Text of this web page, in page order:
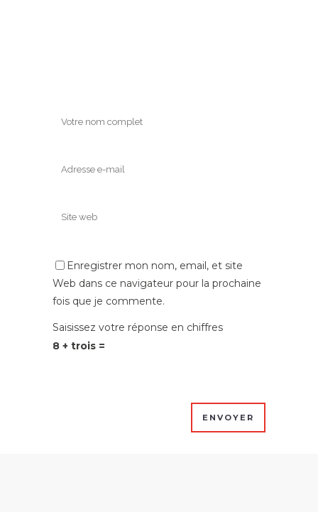
Enregistrer mon nom, email, et site
Web dans ce navigateur pour la prochaine
fois que je commente.
Saisissez votre réponse en chiffres
8 + trois =